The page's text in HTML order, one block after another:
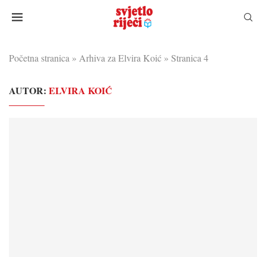
Početna stranica » Arhiva za Elvira Koić » Stranica 4
AUTOR: ELVIRA KOIĆ